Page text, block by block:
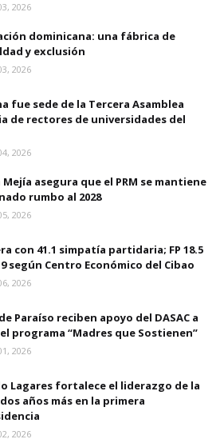
2026
dominicana: una fábrica de
y exclusión
2026
fue sede de la Tercera Asamblea
de rectores de universidades del
2026
Mejía asegura que el PRM se mantiene
rumbo al 2028
2026
con 41.1 simpatía partidaria; FP 18.5
según Centro Económico del Cibao
2026
Paraíso reciben apoyo del DASAC a
programa “Madres que Sostienen”
2026
Lagares fortalece el liderazgo de la
dos años más en la primera
2026